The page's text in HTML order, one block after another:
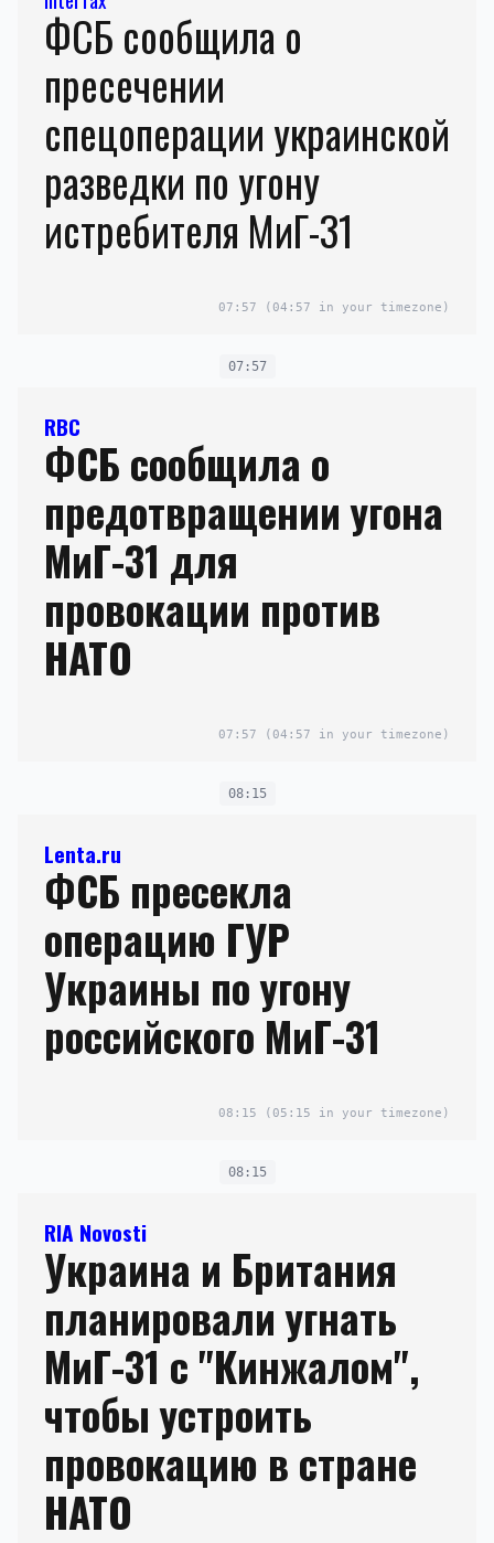
ФСБ сообщила о
пресечении
спецоперации украинской
разведки по угону
истребителя МиГ-31
07:57 (04:57 in your timezone)
07:57
RBC
ФСБ сообщила о
предотвращении угона
МиГ-31 для
провокации против
НАТО
07:57 (04:57 in your timezone)
08:15
Lenta.ru
ФСБ пресекла
операцию ГУР
Украины по угону
российского МиГ-31
08:15 (05:15 in your timezone)
08:15
RIA Novosti
Украина и Британия
планировали угнать
МиГ-31 с "Кинжалом",
чтобы устроить
провокацию в стране
НАТО